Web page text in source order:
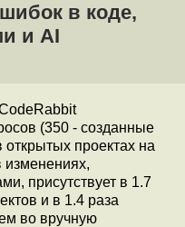
в коде,
и AI
(350 - созданные
проектах на
изменениях,
присутствует в 1.7
и в 1.4 раза
во вручную